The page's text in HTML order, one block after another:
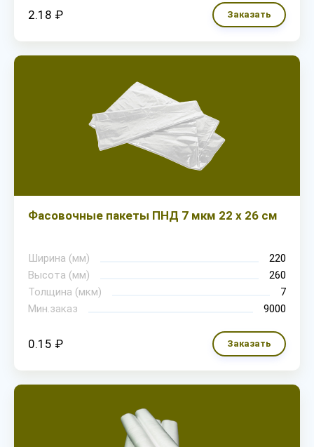
2.18 ₽ Заказать
Фасовочные пакеты ПНД 7 мкм 22 х 26 см
Ширина (мм)
220
Высота (мм)
260
Толщина (мкм)
7
Мин.заказ
9000
0.15 ₽ Заказать